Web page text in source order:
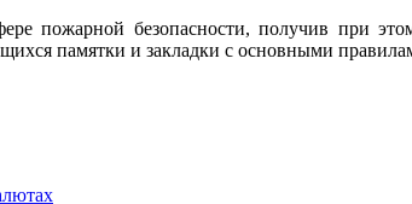
пожарной безопасности, получив при
памятки и закладки с основными